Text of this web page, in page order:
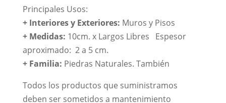
Principales Usos:
+ Interiores y Exteriores: Muros y Pisos
+ Medidas: 10cm. x Largos Libres Espesor
aproximado: 2 a 5 cm.
+ Familia: Piedras Naturales. También
Todos los productos que suministramos
deben ser sometidos a mantenimiento